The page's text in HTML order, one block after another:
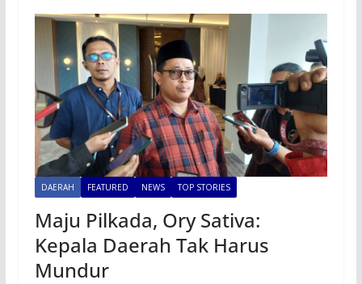
DAERAH FEATURED NEWS TOP STORIES
Maju Pilkada, Ory Sativa:
Kepala Daerah Tak Harus
Mundur